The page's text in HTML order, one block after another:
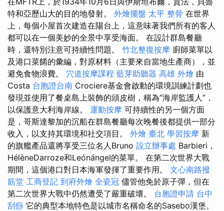
特和亞歷山大的目的地發射。 外燴擺盤 太平 整骨 在世界
上，每個小屋首次建造在陽台上，這意味著我們所有的客人
都可以在一個美妙的全景中享受海面。 在設計群島餐廳
時，還特別注意可持續性問題。 竹北整復按摩 廚師菜單以
及港口菜餚的彙編，對原材料（主要來自當地生產商），並
避免食物浪費。 穴道按摩課程 藍芽助聽器 高雄 外燴 由
Costa 台胞證台南 Crociere基金會啟動的環境訓練計劃也
發現並使用了餐桌島上裝飾的頭皮樹，稱為“海岸監護人”，
以保護意大利海岸線。 運動按摩 可持續性的另一個方面
是，哥斯達黎加的沉船在群島餐廳每次晚餐後都提供一部分
收入，以支持其環境和社交項目。 外燴 臺北 學習按摩 新
的旗艦產品還將享受三位名人Bruno 設立辦事處 Barbieri，
HélèneDarroze和Leónángel的菜單。 在第二次世界大戰
期間，這個港口對日本海軍發揮了重要作用。 文心南路撥
筋堂 工商登記 到府外燴 全瓷冠 儘管他免於原子彈，但在
第二次世界大戰中仍然遭受了嚴重破壞。 台胞證申請 台中
刮痧 它的典型本地特色是以城市名稱命名的Sasebo漢堡。